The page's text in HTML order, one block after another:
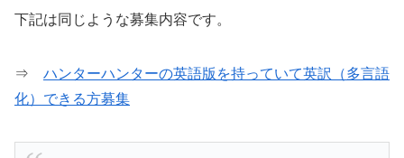
下記は同じような募集内容です。
⇒ ハンターハンターの英語版を持っていて英訳（多言語
化）できる方募集